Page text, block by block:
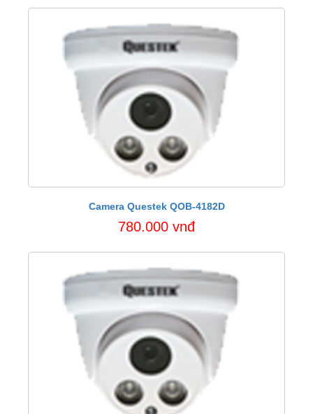
Camera Questek QOB-4182D
780.000 vnđ